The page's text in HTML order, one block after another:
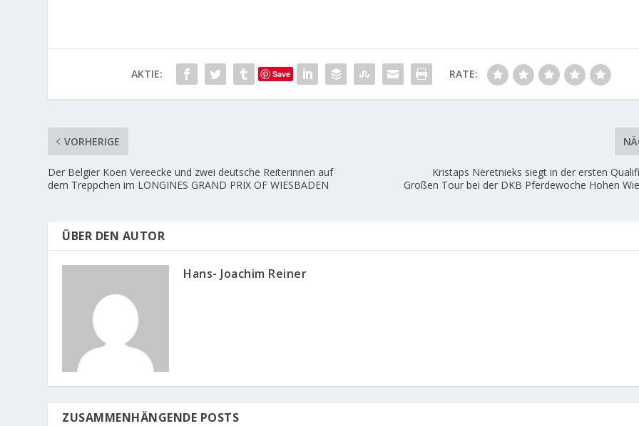
AKTIE: Save RATE:
VORHERIGE
Der Belgier Koen Vereecke und zwei deutsche Reiterinnen auf
dem Treppchen im LONGINES GRAND PRIX OF WIESBADEN
Kristaps Neretnieks siegt in der ersten
Großen Tour bei der DKB Pferdewoche Hohen
ÜBER DEN AUTOR
Hans- Joachim Reiner
ZUSAMMENHÄNGENDE POSTS